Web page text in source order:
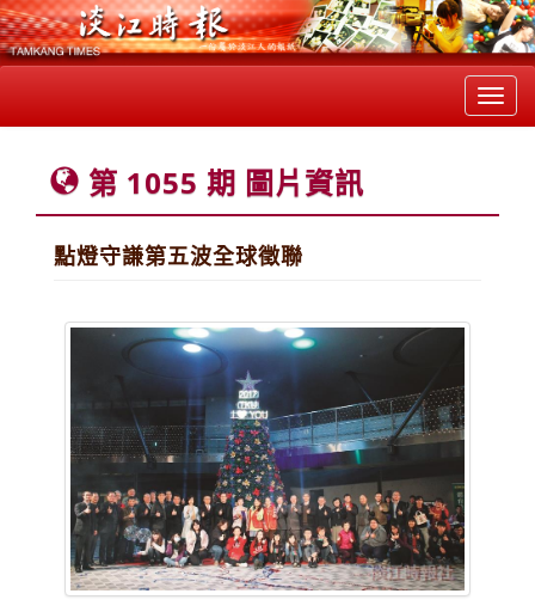
第 1055 期 圖片資訊
點燈守謙第五波全球徵聯